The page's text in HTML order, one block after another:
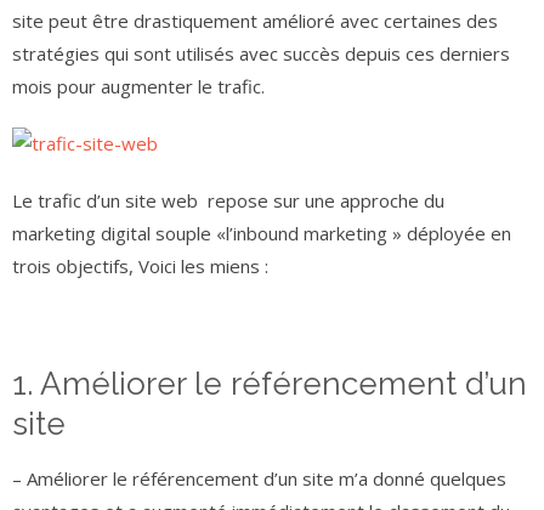
site peut être drastiquement amélioré avec certaines des
stratégies qui sont utilisés avec succès depuis ces derniers
mois pour augmenter le trafic.
Le trafic d’un site web repose sur une approche du
marketing digital souple «l’inbound marketing » déployée en
trois objectifs, Voici les miens :
1. Améliorer le référencement d’un
site
– Améliorer le référencement d’un site m’a donné quelques